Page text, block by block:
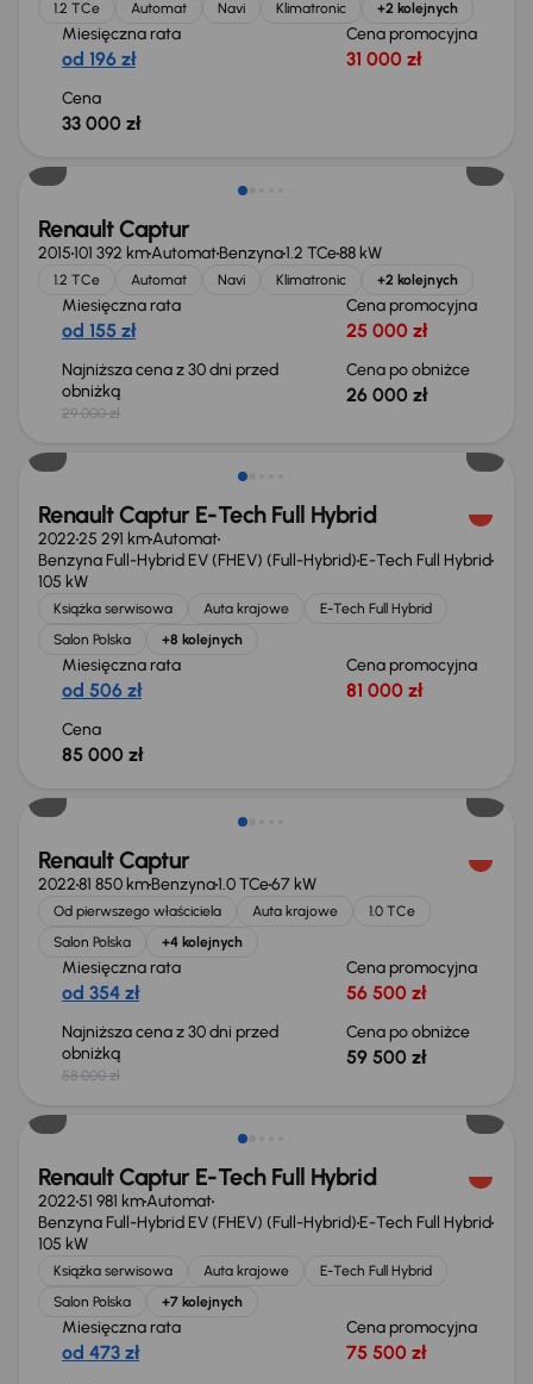
1.2 TCe Automat Navi Klimatronic +2 kolejnych
Miesięczna rata
od 196 zł
Cena promocyjna
31 000 zł
Cena
33 000 zł
Renault Captur
2015101 392 kmAutomatBenzyna1.2 TCe88 kW
1.2 TCe Automat Navi Klimatronic +2 kolejnych
Miesięczna rata
od 155 zł
Cena promocyjna
25 000 zł
Najniższa cena z 30 dni przed
obniżką
29 000 zł
Cena po obniżce
26 000 zł
Od nowego taniej o 49 999 zł
Renault Captur E-Tech Full Hybrid
202225 291 kmAutomat
Benzyna Full-Hybrid EV (FHEV) (Full-Hybrid) E-Tech Full Hybrid
105 kW
Książka serwisowa Auta krajowe
E-Tech Full Hybrid
Salon Polska
+8 kolejnych
Miesięczna rata
od 506 zł
Cena promocyjna
81 000 zł
Cena
85 000 zł
Możliwość odliczenia VAT
Renault Captur
202281 850 kmBenzyna1.0 TCe67 kW
Od pierwszego właściciela Auta krajowe
1.0 TCe
Salon Polska
+4 kolejnych
Miesięczna rata
od 354 zł
Cena promocyjna
56 500 zł
Najniższa cena z 30 dni przed
obniżką
58 000 zł
Cena po obniżce
59 500 zł
Renault Captur E-Tech Full Hybrid
202251 981 kmAutomat
Benzyna Full-Hybrid EV (FHEV) (Full-Hybrid) E-Tech Full Hybrid
105 kW
Książka serwisowa Auta krajowe
E-Tech Full Hybrid
Salon Polska
+7 kolejnych
Miesięczna rata
od 473 zł
Cena promocyjna
75 500 zł